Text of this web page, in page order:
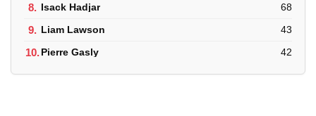
8. Isack Hadjar 68
9. Liam Lawson 43
10.Pierre Gasly 42